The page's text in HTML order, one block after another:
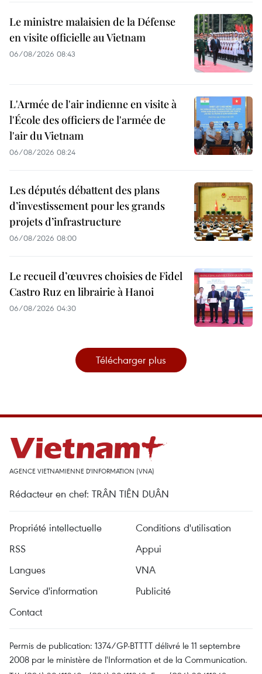
Le ministre malaisien de la Défense
en visite officielle au Vietnam
06/08/2026 08:43
L'Armée de l'air indienne en visite à
l'École des officiers de l'armée de
l'air du Vietnam
06/08/2026 08:24
Les députés débattent des plans
d’investissement pour les grands
projets d’infrastructure
06/08/2026 08:00
Le recueil d’œuvres choisies de Fidel
Castro Ruz en librairie à Hanoi
06/08/2026 04:30
Télécharger plus
AGENCE VIETNAMIENNE D'INFORMATION (VNA)
Rédacteur en chef: TRÂN TIÊN DUÂN
Propriété intellectuelle
Conditions d'utilisation
RSS
Appui
Langues
VNA
Service d'information
Publicité
Contact
Permis de publication: 1374/GP-BTTTT délivré le 11 septembre
2008 par le ministère de l'Information et de la Communication.